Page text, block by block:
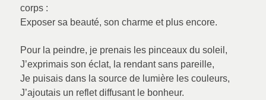
corps :
Exposer sa beauté, son charme et plus encore.
Pour la peindre, je prenais les pinceaux du soleil,
J’exprimais son éclat, la rendant sans pareille,
Je puisais dans la source de lumière les couleurs,
J’ajoutais un reflet diffusant le bonheur.